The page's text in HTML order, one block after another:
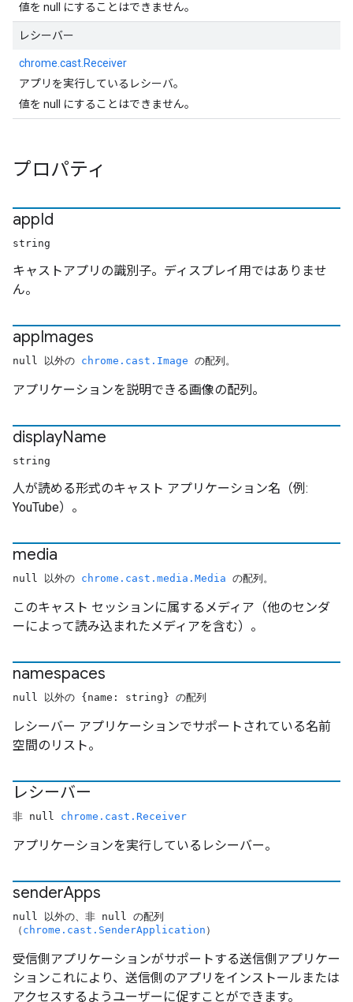
値を null にすることはできません。
レシーバー
chrome.cast.Receiver
アプリを実行しているレシーバ。
値を null にすることはできません。
プロパティ
appId
string
キャストアプリの識別子。ディスプレイ用ではありませ
ん。
appImages
null 以外の chrome.cast.Image の配列。
アプリケーションを説明できる画像の配列。
displayName
string
人が読める形式のキャスト アプリケーション名（例:
YouTube）。
media
null 以外の chrome.cast.media.Media の配列。
このキャスト セッションに属するメディア（他のセンダ
ーによって読み込まれたメディアを含む）。
namespaces
null 以外の {name: string} の配列
レシーバー アプリケーションでサポートされている名前
空間のリスト。
レシーバー
非 null chrome.cast.Receiver
アプリケーションを実行しているレシーバー。
senderApps
null 以外の、非 null の配列
（ chrome.cast.SenderApplication ）
受信側アプリケーションがサポートする送信側アプリケー
ションこれにより、送信側のアプリをインストールまたは
アクセスするようユーザーに促すことができます。